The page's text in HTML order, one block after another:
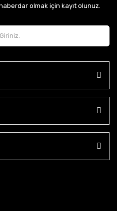
olmak için kayıt olunuz.